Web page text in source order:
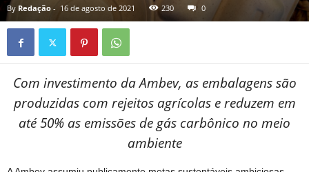
By Redação - 16 de agosto de 2021 230 0
Com investimento da Ambev, as embalagens são
produzidas com rejeitos agrícolas e reduzem em
até 50% as emissões de gás carbônico no meio
ambiente